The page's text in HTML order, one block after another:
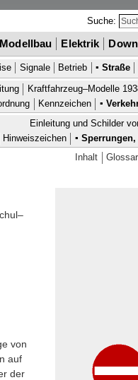
Suche:
Modellbau Elektrik
Signale Betrieb ▪ Straße
Kraftfahrzeug–Modelle
Kennzeichen ▪
Einleitung und Schilder
Hinweiszeichen ▪
Inhalt
Glossar
von
auf
der